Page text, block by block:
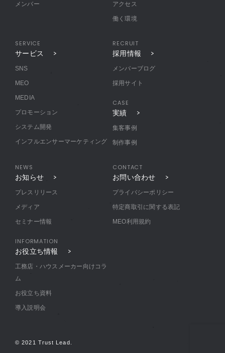
メンバー アクセス
働く環境
SERVICE
サービス
SNS
MEO
MEDIA
プロモーション
システム開発
インフルエンサーマーケティング
RECRUIT
採用情報
メンバーブログ
採用サイト
CASE
実績
集客事例
制作事例
NEWS
お知らせ
プレスリリース
メディア
セミナー情報
INFORMATION
お役立ち情報
工務店・ハウスメーカー向けコラ
ム
お役立ち資料
導入説明会
CONTACT
お問い合わせ
プライバシーポリシー
特定商取引に関する表記
MEO利用規約
© 2021 Trust Lead.